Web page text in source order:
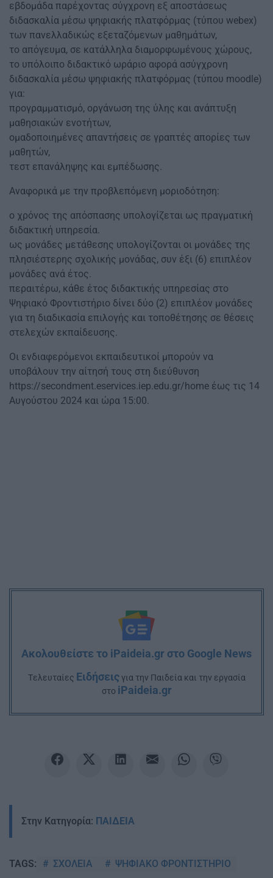
εβδομάδα παρέχοντας σύγχρονη εξ αποστάσεως
διδασκαλία μέσω ψηφιακής πλατφόρμας (τύπου webex)
των πανελλαδικώς εξεταζόμενων μαθημάτων,
το απόγευμα, σε κατάλληλα διαμορφωμένους χώρους,
το υπόλοιπο διδακτικό ωράριο αφορά ασύγχρονη
διδασκαλία μέσω ψηφιακής πλατφόρμας (τύπου moodle)
για:
προγραμματισμό, οργάνωση της ύλης και ανάπτυξη
μαθησιακών ενοτήτων,
ομαδοποιημένες απαντήσεις σε γραπτές απορίες των
μαθητών,
τεστ επανάληψης και εμπέδωσης.
Αναφορικά με την προβλεπόμενη μοριοδότηση:
ο χρόνος της απόσπασης υπολογίζεται ως πραγματική
διδακτική υπηρεσία.
ως μονάδες μετάθεσης υπολογίζονται οι μονάδες της
πλησιέστερης σχολικής μονάδας, συν έξι (6) επιπλέον
μονάδες ανά έτος.
περαιτέρω, κάθε έτος διδακτικής υπηρεσίας στο
Ψηφιακό Φροντιστήριο δίνει δύο (2) επιπλέον μονάδες
για τη διαδικασία επιλογής και τοποθέτησης σε θέσεις
στελεχών εκπαίδευσης.
Οι ενδιαφερόμενοι εκπαιδευτικοί μπορούν να
υποβάλουν την αίτησή τους στη διεύθυνση
https://secondment.eservices.iep.edu.gr/home έως τις 14
Αυγούστου 2024 και ώρα 15:00.
Ακολουθείστε το iPaideia.gr στο Google News
Tελευταίες Ειδήσειςγια την Παιδεία και την εργασία
στο iPaideia.gr
Στην Κατηγορία: ΠΑΙΔΕΙΑ
TAGS: ΣΧΟΛΕΙΑ ΨΗΦΙΑΚΟ ΦΡΟΝΤΙΣΤΗΡΙΟ